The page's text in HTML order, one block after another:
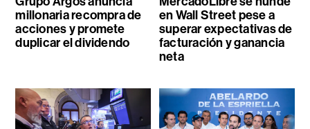
millonaria recompra de
acciones y promete
duplicar el dividendo
en Wall Street pese a
superar expectativas de
facturación y ganancia
neta